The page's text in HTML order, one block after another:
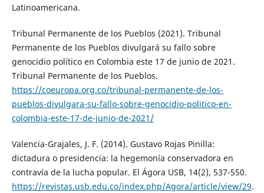
Latinoamericana.
Tribunal Permanente de los Pueblos (2021). Tribunal
Permanente de los Pueblos divulgará su fallo sobre
genocidio político en Colombia este 17 de junio de 2021.
Tribunal Permanente de los Pueblos.
https://coeuropa.org.co/tribunal-permanente-de-los-
pueblos-divulgara-su-fallo-sobre-genocidio-politico-en-
colombia-este-17-de-junio-de-2021/
Valencia-Grajales, J. F. (2014). Gustavo Rojas Pinilla:
dictadura o presidencia: la hegemonía conservadora en
contravía de la lucha popular. El Ágora USB, 14(2), 537-550.
https://revistas.usb.edu.co/index.php/Agora/article/view/29.